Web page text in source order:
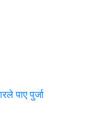
पाए पुर्जा